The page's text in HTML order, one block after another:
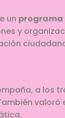
un programa
y
a los
valoró